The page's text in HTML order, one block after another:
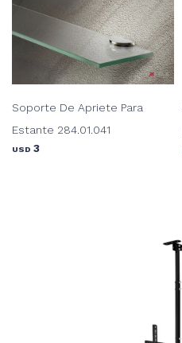
Soporte De Apriete Para
Estante 284.01.041
USD 3